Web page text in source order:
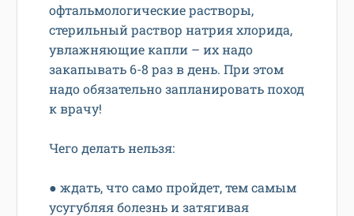
офтальмологические растворы,
стерильный раствор натрия хлорида,
увлажняющие капли – их надо
закапывать 6-8 раз в день. При этом
надо обязательно запланировать поход
к врачу!
Чего делать нельзя:
● ждать, что само пройдет, тем самым
усугубляя болезнь и затягивая